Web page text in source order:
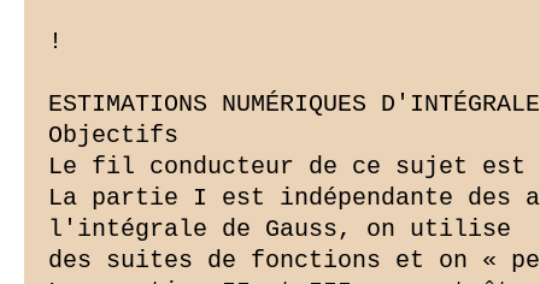
!
ESTIMATIONS NUMÉRIQUES
Objectifs
Le fil conducteur de ce sujet
La partie I est indépendante
l'intégrale de Gauss, on utilise
des suites de fonctions et on «